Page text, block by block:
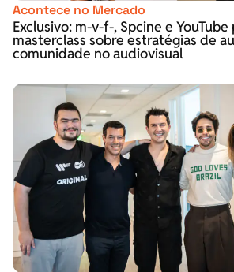
Acontece no Mercado
Exclusivo: m-v-f-, Spcine e
masterclass sobre estratégias de
comunidade no audiovisual